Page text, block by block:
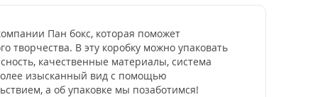
Пан бокс, которая поможет
творчества. В эту коробку можно упаковать
качественные материалы, система
изысканный вид с помощью
а об упаковке мы позаботимся!